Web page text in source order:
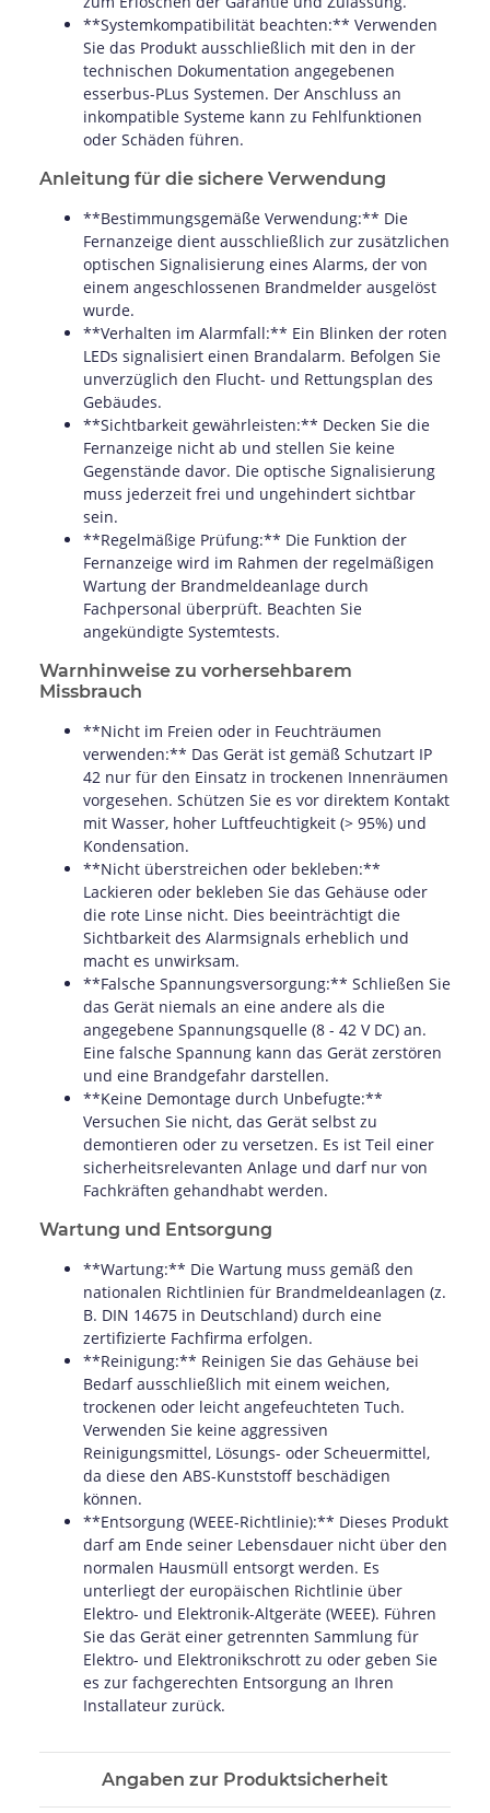
**Systemkompatibilität beachten:** Verwenden
Sie das Produkt ausschließlich mit den in der
technischen Dokumentation angegebenen
esserbus-PLus Systemen. Der Anschluss an
inkompatible Systeme kann zu Fehlfunktionen
oder Schäden führen.
Anleitung für die sichere Verwendung
**Bestimmungsgemäße Verwendung:** Die
Fernanzeige dient ausschließlich zur zusätzlichen
optischen Signalisierung eines Alarms, der von
einem angeschlossenen Brandmelder ausgelöst
wurde.
**Verhalten im Alarmfall:** Ein Blinken der roten
LEDs signalisiert einen Brandalarm. Befolgen Sie
unverzüglich den Flucht- und Rettungsplan des
Gebäudes.
**Sichtbarkeit gewährleisten:** Decken Sie die
Fernanzeige nicht ab und stellen Sie keine
Gegenstände davor. Die optische Signalisierung
muss jederzeit frei und ungehindert sichtbar
sein.
**Regelmäßige Prüfung:** Die Funktion der
Fernanzeige wird im Rahmen der regelmäßigen
Wartung der Brandmeldeanlage durch
Fachpersonal überprüft. Beachten Sie
angekündigte Systemtests.
Warnhinweise zu vorhersehbarem
Missbrauch
**Nicht im Freien oder in Feuchträumen
verwenden:** Das Gerät ist gemäß Schutzart IP
42 nur für den Einsatz in trockenen Innenräumen
vorgesehen. Schützen Sie es vor direktem Kontakt
mit Wasser, hoher Luftfeuchtigkeit (> 95%) und
Kondensation.
**Nicht überstreichen oder bekleben:**
Lackieren oder bekleben Sie das Gehäuse oder
die rote Linse nicht. Dies beeinträchtigt die
Sichtbarkeit des Alarmsignals erheblich und
macht es unwirksam.
**Falsche Spannungsversorgung:** Schließen Sie
das Gerät niemals an eine andere als die
angegebene Spannungsquelle (8 - 42 V DC) an.
Eine falsche Spannung kann das Gerät zerstören
und eine Brandgefahr darstellen.
**Keine Demontage durch Unbefugte:**
Versuchen Sie nicht, das Gerät selbst zu
demontieren oder zu versetzen. Es ist Teil einer
sicherheitsrelevanten Anlage und darf nur von
Fachkräften gehandhabt werden.
Wartung und Entsorgung
**Wartung:** Die Wartung muss gemäß den
nationalen Richtlinien für Brandmeldeanlagen (z.
B. DIN 14675 in Deutschland) durch eine
zertifizierte Fachfirma erfolgen.
**Reinigung:** Reinigen Sie das Gehäuse bei
Bedarf ausschließlich mit einem weichen,
trockenen oder leicht angefeuchteten Tuch.
Verwenden Sie keine aggressiven
Reinigungsmittel, Lösungs- oder Scheuermittel,
da diese den ABS-Kunststoff beschädigen
können.
**Entsorgung (WEEE-Richtlinie):** Dieses Produkt
darf am Ende seiner Lebensdauer nicht über den
normalen Hausmüll entsorgt werden. Es
unterliegt der europäischen Richtlinie über
Elektro- und Elektronik-Altgeräte (WEEE). Führen
Sie das Gerät einer getrennten Sammlung für
Elektro- und Elektronikschrott zu oder geben Sie
es zur fachgerechten Entsorgung an Ihren
Installateur zurück.
Angaben zur Produktsicherheit